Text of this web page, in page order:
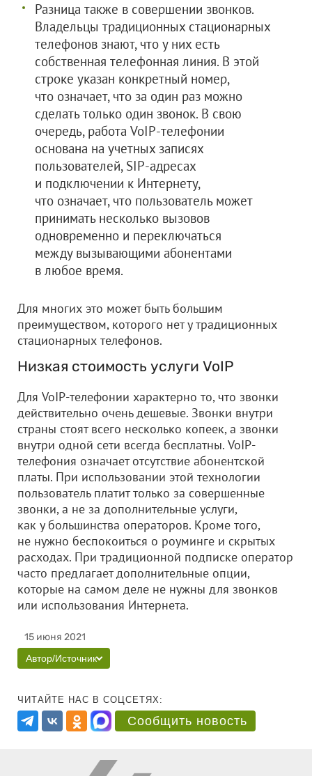
Разница также в совершении звонков.
Владельцы традиционных стационарных
телефонов знают, что у них есть
собственная телефонная линия. В этой
строке указан конкретный номер,
что означает, что за один раз можно
сделать только один звонок. В свою
очередь, работа VoIP-телефонии
основана на учетных записях
пользователей, SIP-адресах
и подключении к Интернету,
что означает, что пользователь может
принимать несколько вызовов
одновременно и переключаться
между вызывающими абонентами
в любое время.
Для многих это может быть большим
преимуществом, которого нет у традиционных
стационарных телефонов.
Низкая стоимость услуги VoIP
Для VoIP-телефонии характерно то, что звонки
действительно очень дешевые. Звонки внутри
страны стоят всего несколько копеек, а звонки
внутри одной сети всегда бесплатны. VoIP-
телефония означает отсутствие абонентской
платы. При использовании этой технологии
пользователь платит только за совершенные
звонки, а не за дополнительные услуги,
как у большинства операторов. Кроме того,
не нужно беспокоиться о роуминге и скрытых
расходах. При традиционной подписке оператор
часто предлагает дополнительные опции,
которые на самом деле не нужны для звонков
или использования Интернета.
15 июня 2021
Автор/Источник
ЧИТАЙТЕ НАС В СОЦСЕТЯХ:
Сообщить новость